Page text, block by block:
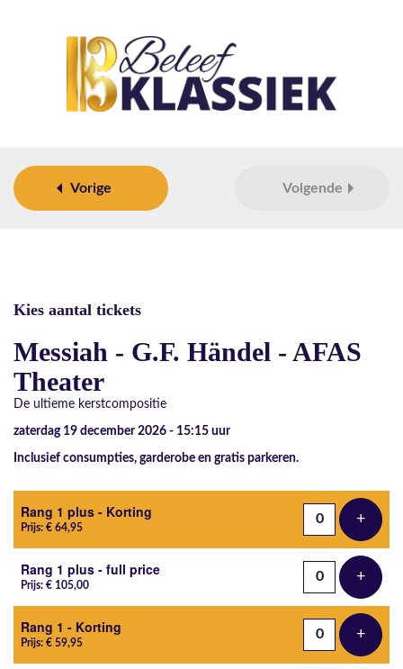
Vorige Volgende
Kies aantal tickets
Messiah - G.F. Händel - AFAS
Theater
De ultieme kerstcompositie
zaterdag 19 december 2026 - 15:15 uur
Inclusief consumpties, garderobe en gratis parkeren.
Aantal tickets
Rang 1 plus - Korting
Prijs: € 64,95 +Voeg
Rang 1 plus - full price
Prijs: € 105,00 +Voeg
Rang 1 - Korting
Prijs: € 59,95 +Voeg